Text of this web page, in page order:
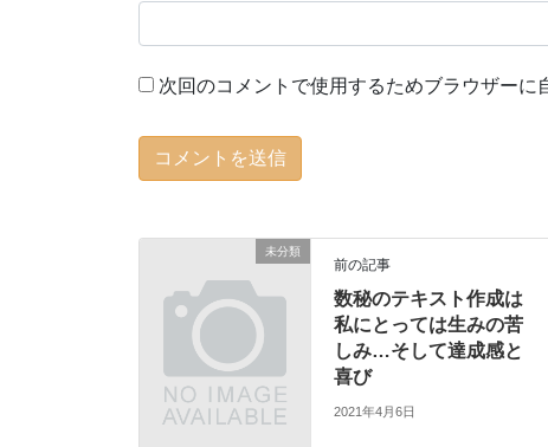
次回のコメントで使用するためブラウザーに
未分類
前の記事
数秘のテキスト作成は
私にとっては生みの苦
しみ…そして達成感と
喜び
2021年4月6日